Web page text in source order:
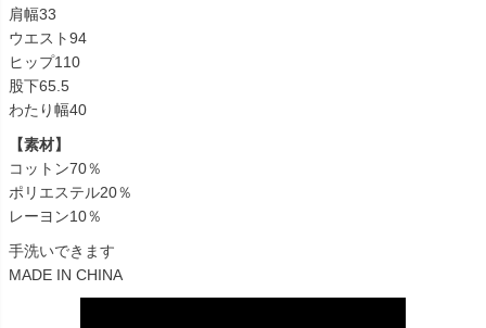
肩幅33
ウエスト94
ヒップ110
股下65.5
わたり幅40
【素材】
コットン70％
ポリエステル20％
レーヨン10％
手洗いできます
MADE IN CHINA